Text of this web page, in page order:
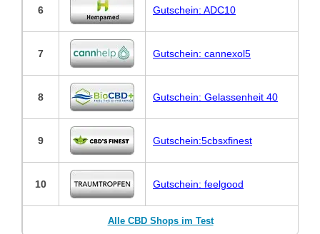
6 Gutschein: ADC10
7 Gutschein: cannexol5
8 Gutschein: Gelassenheit 40
9 Gutschein:5cbsxfinest
10 Gutschein: feelgood
Alle CBD Shops im Test